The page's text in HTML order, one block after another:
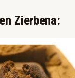
Zierbena:​